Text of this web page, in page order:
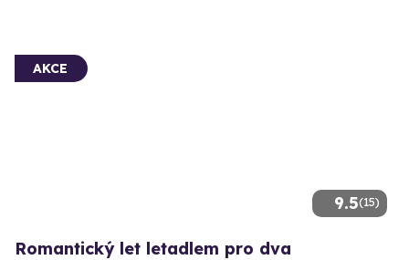
9.5(15)
AKCE
Romantický let letadlem pro dva